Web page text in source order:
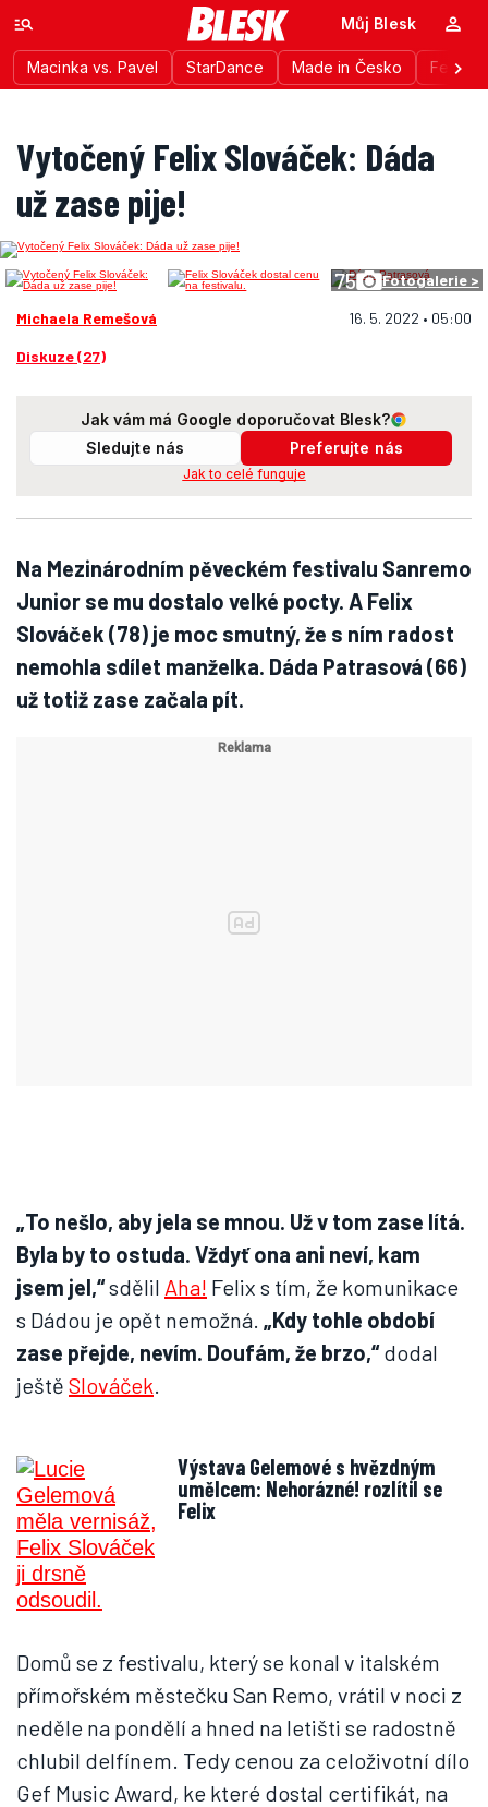
Macinka vs. Pavel StarDance Made in Česko
Můj Blesk
Vytočený Felix Slováček: Dáda
už zase pije!
75 Fotogalerie >
Michaela Remešová 16. 5. 2022 • 05:00
Diskuze (27)
Jak vám má Google doporučovat Blesk?
Sledujte nás
Preferujte nás
Jak to celé funguje
Na Mezinárodním pěveckém festivalu Sanremo
Junior se mu dostalo velké pocty. A Felix
Slováček (78) je moc smutný, že s ním radost
nemohla sdílet manželka. Dáda Patrasová (66)
už totiž zase začala pít.
„To nešlo, aby jela se mnou. Už v tom zase lítá.
Byla by to ostuda. Vždyť ona ani neví, kam
jsem jel,“sdělil Aha! Felix s tím, že komunikace
s Dádou je opět nemožná. „Kdy tohle období
zase přejde, nevím. Doufám, že brzo,“dodal
ještě Slováček.
Výstava Gelemové s hvězdným
umělcem: Nehorázné! rozlítil se
Felix
Domů se z festivalu, který se konal v italském
přímořském městečku San Remo, vrátil v noci z
neděle na pondělí a hned na letišti se radostně
chlubil delfínem. Tedy cenou za celoživotní dílo
Gef Music Award, ke které dostal certifikát, na